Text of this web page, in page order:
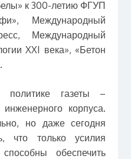
к 300-летию ФГУП
Международный
Международный
XXI века», «Бетон
газеты –
корпуса.
но даже сегодня
что только усилия
обеспечить